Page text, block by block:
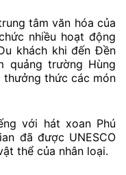
tâm văn hóa của
nhiều hoạt động
khách khi đến Đền
quảng trường Hùng
thưởng thức các món
với hát xoan Phú
đã được UNESCO
thể của nhân loại.